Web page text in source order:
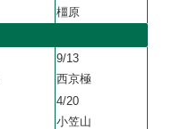
橿原
9/13
西京極
4/20
小笠山